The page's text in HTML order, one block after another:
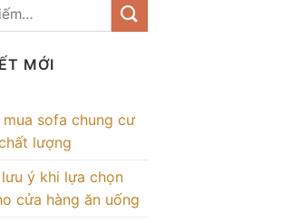
MỚI
sofa chung cư
lượng
ý khi lựa chọn
cửa hàng ăn uống